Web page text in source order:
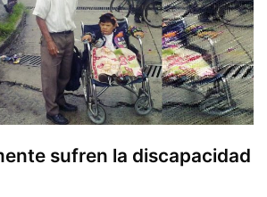
sufren la discapacidad